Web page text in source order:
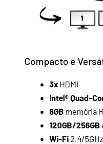
Compacto e
3x HDMI
Intel® Quad-
8GB memória
120GB/256GB
Wi-Fi 2.4/